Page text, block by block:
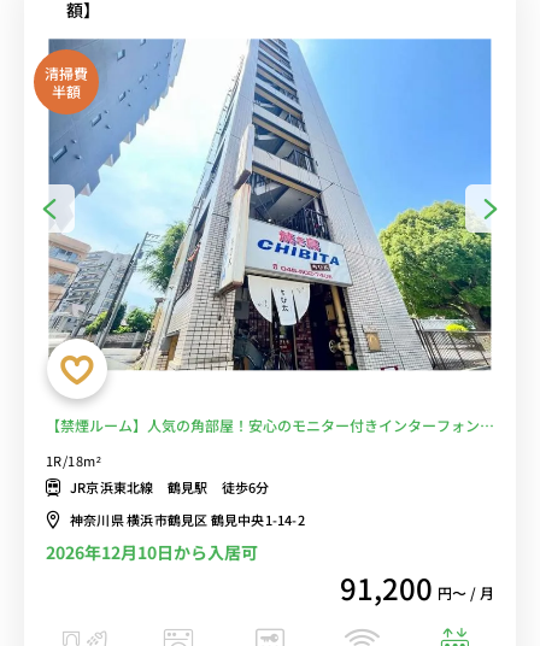
額】
清掃費
半額
【禁煙ルーム】人気の角部屋！安心のモニター付きインターフォン完
部屋■選べるWi-Fi格安レンタル中！
1R/18m²
JR京浜東北線 鶴見駅 徒歩6分
神奈川県 横浜市鶴見区 鶴見中央1-14-2
2026年12月10日から入居可
91,200 円〜 / 月